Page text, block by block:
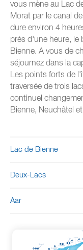
vous mène au Lac
Morat par le canal
dure environ 4
près d'une heure, le
Bienne. A vous de
séjournez dans la
Les points forts de
traversée de trois
continuel
Bienne, Neuchâtel
Lac de Bienne
Deux-Lacs
Aar